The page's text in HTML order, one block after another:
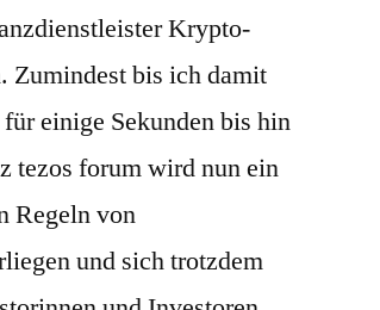
Krypto-
Zumindest bis ich damit
einige Sekunden bis hin
tezos forum wird nun ein
Regeln von
und sich trotzdem